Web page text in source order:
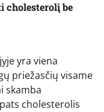
cholesterolį be
yra viena
priežasčių visame
skamba
cholesterolis